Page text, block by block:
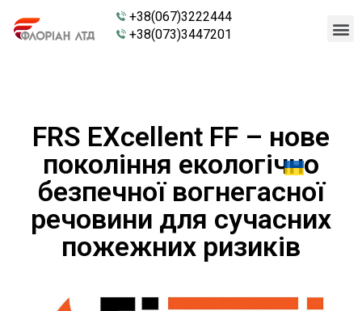
+38(067)3222444
+38(073)3447201
FRS EXcellent FF – нове
покоління екологічно
безпечної вогнегасної
речовини для сучасних
пожежних ризиків